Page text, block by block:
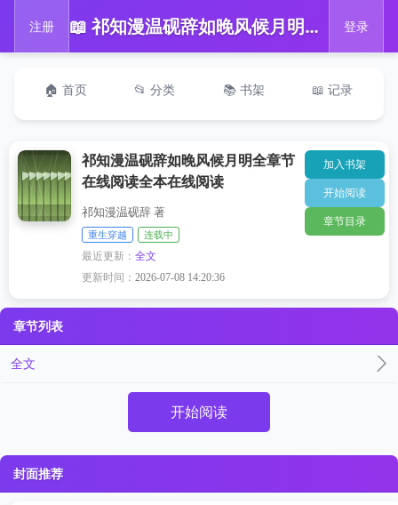
注册 📖 祁知漫温砚辞如晚风候月明全章节在线阅读全本在线阅读 登录
🏠 首页 📂 分类 📚 书架 📖 记录
祁知漫温砚辞如晚风候月明全章节
在线阅读全本在线阅读
祁知漫温砚辞 著
重生穿越 连载中
最近更新：全文
更新时间：2026-07-08 14:20:36
加入书架
开始阅读
章节目录
章节列表
全文
开始阅读
封面推荐